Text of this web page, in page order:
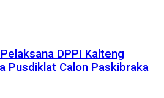
DPPI Kalteng
Pusdiklat Calon Paskibraka